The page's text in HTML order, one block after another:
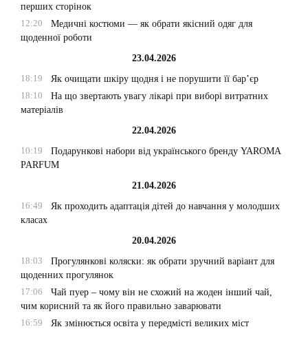
перших сторінок
12:20
Медичні костюми — як обрати якісний одяг для
щоденної роботи
23.04.2026
18:19
Як очищати шкіру щодня і не порушити її бар’єр
18:10
На що звертають увагу лікарі при виборі витратних
матеріалів
22.04.2026
10:19
Подарункові набори від українського бренду YAROMA
PARFUM
21.04.2026
16:49
Як проходить адаптація дітей до навчання у молодших
класах
20.04.2026
18:03
Прогулянкові коляски: як обрати зручний варіант для
щоденних прогулянок
17:06
Чай пуер – чому він не схожий на жоден інший чай,
чим корисний та як його правильно заварювати
16:59
Як змінюється освіта у передмісті великих міст